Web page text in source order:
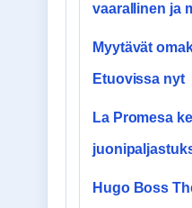
vaarallinen ja
Myytävät
Etuovissa nyt
La Promesa
Hugo Boss